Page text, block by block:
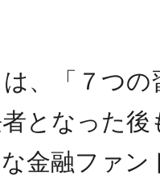
、「７つ
となった
金融ファ